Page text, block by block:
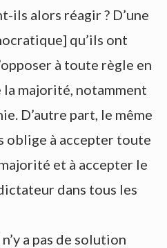
ils alors réagir ? D’une
qu’ils ont
à toute règle en
majorité, notamment
D’autre part, le même
oblige à accepter toute
et à accepter le
dans tous les
a pas de solution